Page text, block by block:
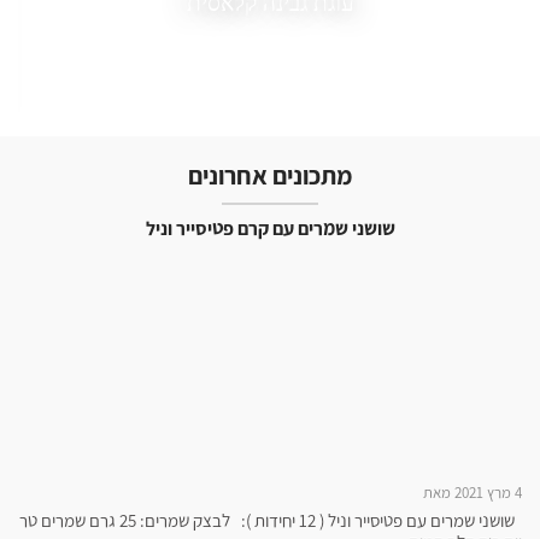
מתכונים אחרונים
שושני שמרים עם קרם פטיסייר וניל
4 מרץ 2021 מאת
שושני שמרים עם פטיסייר וניל ( 12 יחידות ): לבצק שמרים: 25 גרם שמרים טר